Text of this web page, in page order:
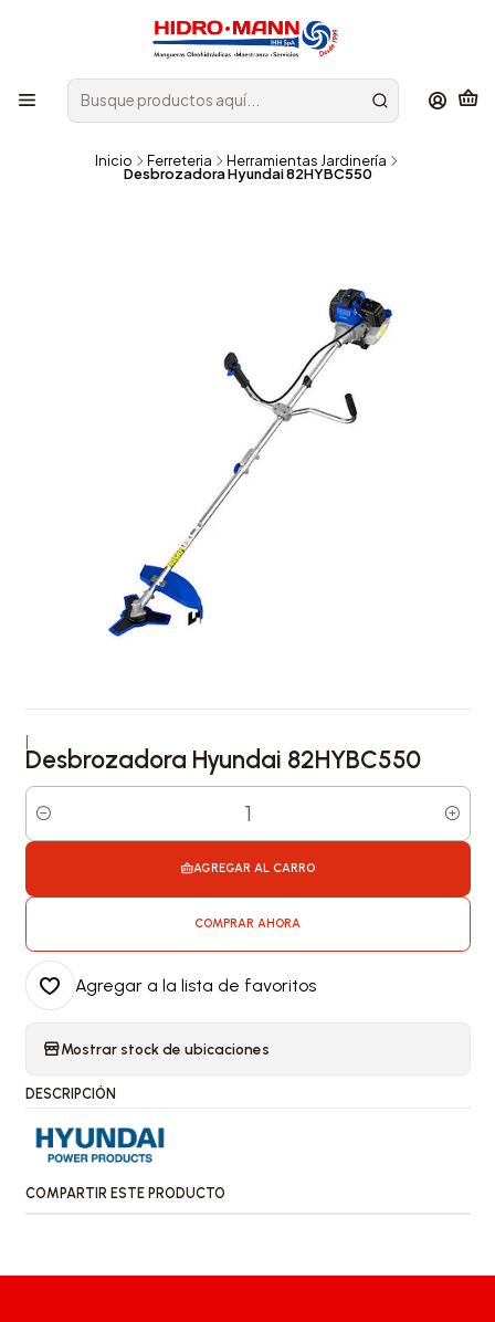
Inicio Ferreteria Herramientas Jardinería
Desbrozadora Hyundai 82HYBC550
|
Desbrozadora Hyundai 82HYBC550
Cantidad
AGREGAR AL CARRO
COMPRAR AHORA
Agregar a la lista de favoritos
Mostrar stock de ubicaciones
DESCRIPCIÓN
COMPARTIR ESTE PRODUCTO